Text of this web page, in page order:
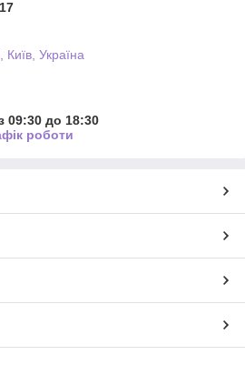
Київ, Україна
09:30 до 18:30
роботи